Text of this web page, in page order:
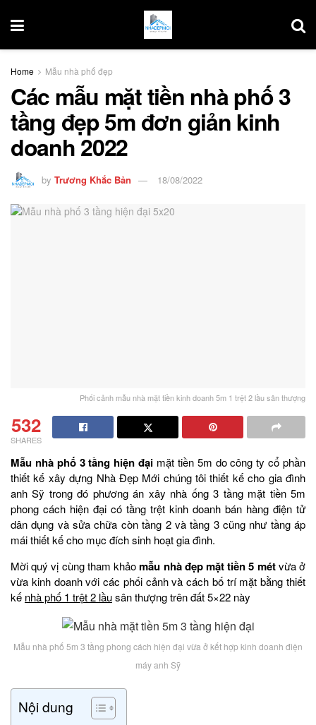
Home Mẫu nhà phố đẹp
Các mẫu mặt tiền nhà phố 3
tầng đẹp 5m đơn giản kinh
doanh 2022
by Trương Khắc Bản 18/08/2022
Phối cảnh mẫu nhà mặt tiền kinh doanh 5m 1 trệt 2 lầu sân thượng
532
SHARES
Mẫu nhà phố 3 tầng hiện đại mặt tiền 5m do công ty cổ phần
thiết kế xây dựng Nhà Đẹp Mới chúng tôi thiết kế cho gia đình
anh Sỹ trong đó phương án xây nhà ống 3 tầng mặt tiền 5m
phong cách hiện đại có tầng trệt kinh doanh bán hàng điện tử
dân dụng và sửa chữa còn tầng 2 và tầng 3 cũng như tầng áp
mái thiết kế cho mục đích sinh hoạt gia đình.
Mời quý vị cùng tham khảomẫu nhà đẹp mặt tiền 5 métvừa ở
vừa kinh doanh với các phối cảnh và cách bố trí mặt bằng thiết
kế nhà phố 1 trệt 2 lầusân thượng trên đất 5×22 này
Mẫu nhà phố 5m 3 tầng phong cách hiện đại vừa ở kết hợp kinh doanh điện
máy anh Sỹ
Nội dung